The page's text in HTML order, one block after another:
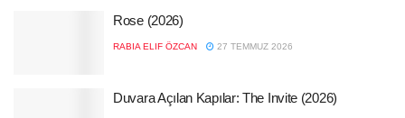
Rose (2026)
RABIA ELIF ÖZCAN 27 TEMMUZ 2026
Duvara Açılan Kapılar: The Invite (2026)